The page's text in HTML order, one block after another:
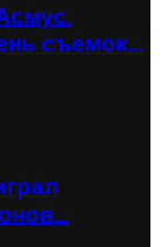
съемок…